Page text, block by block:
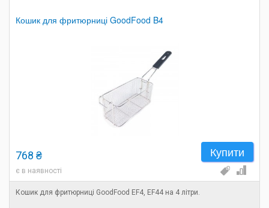
Кошик для фритюрниці GoodFood B4
Купити
768 ₴
є в наявності
Кошик для фритюрниці GoodFood EF4, EF44 на 4 літри.